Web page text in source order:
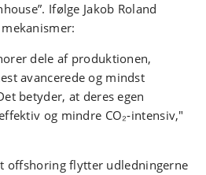
Ifølge Jakob Roland
dele af produktionen,
avancerede og mindst
betyder, at deres egen
og mindre CO₂‑intensiv,"
offshoring flytter udledningerne